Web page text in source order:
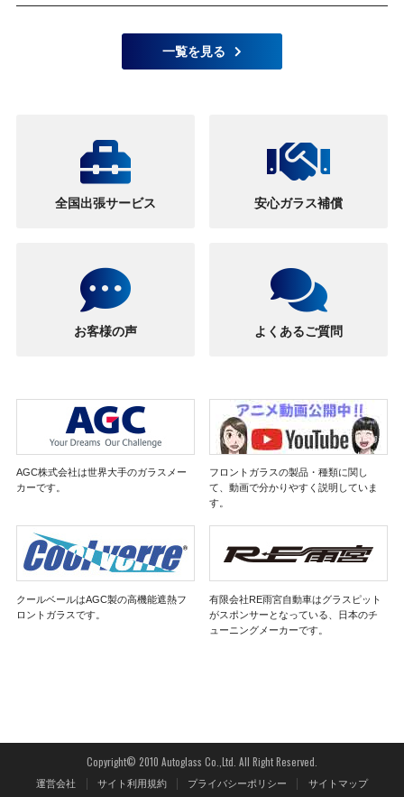
一覧を見る
全国出張サービス 安心ガラス補償
お客様の声 よくあるご質問
AGC株式会社は世界大手のガラスメー
カーです。
フロントガラスの製品・種類に関し
て、動画で分かりやすく説明していま
す。
クールベールはAGC製の高機能遮熱フ
ロントガラスです。
有限会社RE雨宮自動車はグラスピット
がスポンサーとなっている、日本のチ
ューニングメーカーです。
Copyright© 2010 Autoglass Co.,Ltd. All Right Reserved.
運営会社 サイト利用規約 プライバシーポリシー サイトマップ